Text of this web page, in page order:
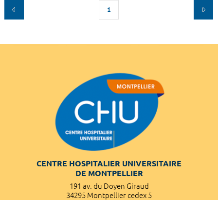
1
CENTRE HOSPITALIER UNIVERSITAIRE
DE MONTPELLIER
191 av. du Doyen Giraud
34295 Montpellier cedex 5